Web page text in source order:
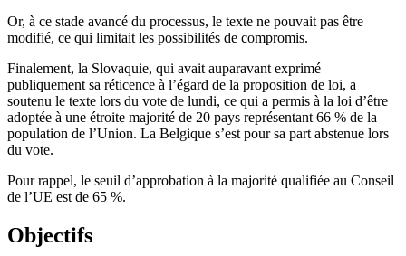
Or, à ce stade avancé du processus, le texte ne pouvait pas être
modifié, ce qui limitait les possibilités de compromis.
Finalement, la Slovaquie, qui avait auparavant exprimé
publiquement sa réticence à l’égard de la proposition de loi, a
soutenu le texte lors du vote de lundi, ce qui a permis à la loi d’être
adoptée à une étroite majorité de 20 pays représentant 66 % de la
population de l’Union. La Belgique s’est pour sa part abstenue lors
du vote.
Pour rappel, le seuil d’approbation à la majorité qualifiée au Conseil
de l’UE est de 65 %.
Objectifs